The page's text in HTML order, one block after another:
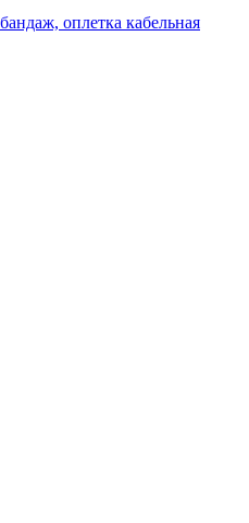
оплетка кабельная